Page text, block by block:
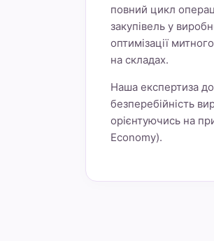
повний цикл
закупівель у
оптимізації
на складах.
Наша експертиза
безперебійність
орієнтуючись на
Economy).